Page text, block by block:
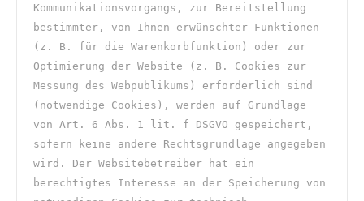
Kommunikationsvorgangs, zur Bereitstellung
bestimmter, von Ihnen erwünschter Funktionen
(z. B. für die Warenkorbfunktion) oder zur
Optimierung der Website (z. B. Cookies zur
Messung des Webpublikums) erforderlich sind
(notwendige Cookies), werden auf Grundlage
von Art. 6 Abs. 1 lit. f DSGVO gespeichert,
sofern keine andere Rechtsgrundlage angegeben
wird. Der Websitebetreiber hat ein
berechtigtes Interesse an der Speicherung von